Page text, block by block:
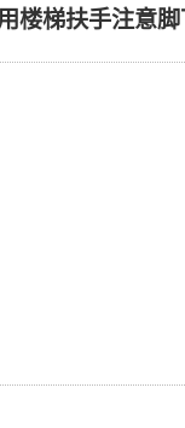
楼梯扶手注意